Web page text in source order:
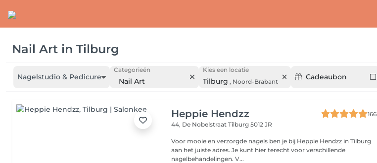
Nail Art in Tilburg
Nagelstudio & Pedicure
Categorieën
Nail Art
Kies een locatie
Tilburg , Noord-Brabant
Cadeaubon
Heppie Hendzz
166
44, De NobelstraatTilburg 5012 JR
Voor mooie en verzorgde nagels ben je bij Heppie Hendzz in Tilburg
aan het juiste adres. Je kunt hier terecht voor verschillende
nagelbehandelingen. V...